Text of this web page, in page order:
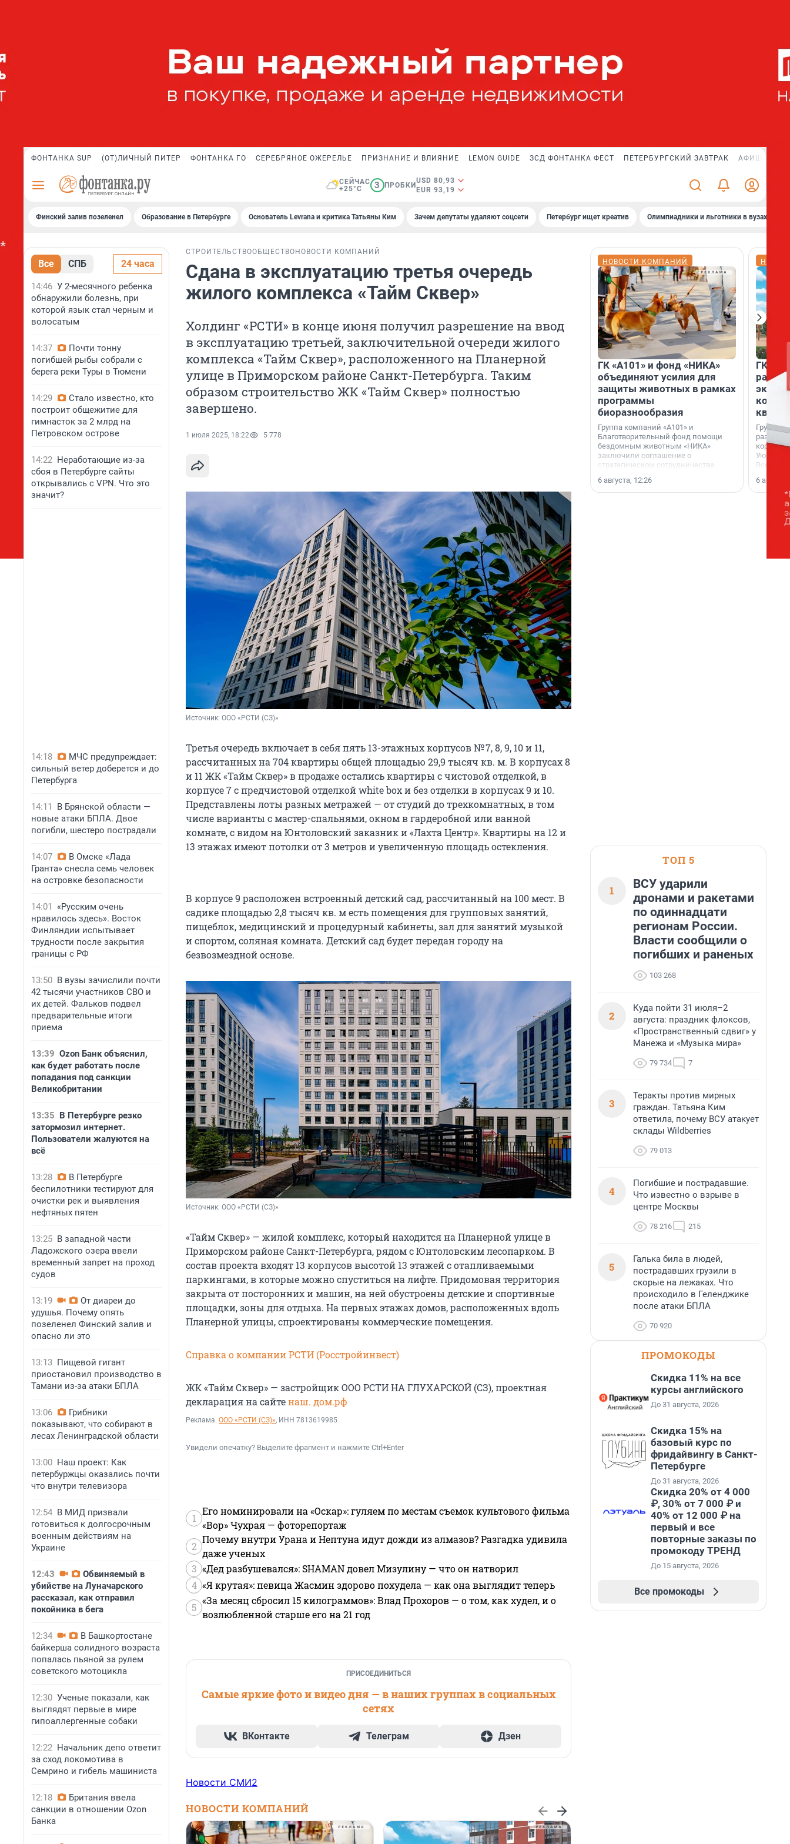
ФОНТАНКА SUP (ОТ)ЛИЧНЫЙ ПИТЕР ФОНТАНКА ГО СЕРЕБРЯНОЕ ОЖЕРЕЛЬЕ ПРИЗНАНИЕ И ВЛИЯНИЕ LEMON GUIDE ЗСД ФОНТАНКА ФЕСТ ПЕТЕРБУРГСКИЙ ЗАВТРАК АФИША PLUS
СЕЙЧАС
+25°C
3 ПРОБКИ
USD 80,93
EUR 93,19
Финский залив позеленел Образование в Петербурге Основатель Levrana и критика Татьяны Ким Зачем депутаты удаляют соцсети Петербург ищет креатив Олимпиадники и льготники в вузах СПб
Все СПБ 24 часа
14:46 У 2-месячного ребенка
обнаружили болезнь, при
которой язык стал черным и
волосатым
14:37
Почти тонну
погибшей рыбы собрали с
берега реки Туры в Тюмени
14:29
Стало известно, кто
построит общежитие для
гимнасток за 2 млрд на
Петровском острове
14:22 Неработающие из-за
сбоя в Петербурге сайты
открывались с VPN. Что это
значит?
14:18
МЧС предупреждает:
сильный ветер доберется и до
Петербурга
14:11
В Брянской области —
новые атаки БПЛА. Двое
погибли, шестеро пострадали
14:07
В Омске «Лада
Гранта» снесла семь человек
на островке безопасности
14:01
«Русским очень
нравилось здесь». Восток
Финляндии испытывает
трудности после закрытия
границы с РФ
13:50 В вузы зачислили почти
42 тысячи участников СВО и
их детей. Фальков подвел
предварительные итоги
приема
13:39 Ozon Банк объяснил,
как будет работать после
попадания под санкции
Великобритании
13:35 В Петербурге резко
затормозил интернет.
Пользователи жалуются на
всё
13:28
В Петербурге
беспилотники тестируют для
очистки рек и выявления
нефтяных пятен
13:25 В западной части
Ладожского озера ввели
временный запрет на проход
судов
13:19
От диареи до
удушья. Почему опять
позеленел Финский залив и
опасно ли это
13:13 Пищевой гигант
приостановил производство в
Тамани из-за атаки БПЛА
13:06
Грибники
показывают, что собирают в
лесах Ленинградской области
13:00 Наш проект: Как
петербуржцы оказались почти
что внутри телевизора
12:54 В МИД призвали
готовиться к долгосрочным
военным действиям на
Украине
12:43
Обвиняемый в
убийстве на Луначарского
рассказал, как отправил
покойника в бега
12:34
В Башкортостане
байкерша солидного возраста
попалась пьяной за рулем
советского мотоцикла
12:30 Ученые показали, как
выглядят первые в мире
гипоаллергенные собаки
12:22 Начальник депо ответит
за сход локомотива в
Семрино и гибель машиниста
12:18
Британия ввела
санкции в отношении Ozon
Банка
СТРОИТЕЛЬСТВООБЩЕСТВО НОВОСТИ КОМПАНИЙ
Сдана в эксплуатацию третья очередь
жилого комплекса «Тайм Сквер»
Холдинг «РСТИ» в конце июня получил разрешение на ввод
в эксплуатацию третьей, заключительной очереди жилого
комплекса «Тайм Сквер», расположенного на Планерной
улице в Приморском районе Санкт-Петербурга. Таким
образом строительство ЖК «Тайм Сквер» полностью
завершено.
1 июля 2025, 18:22 5 778
Источник: ООО «РСТИ (СЗ)»
Третья очередь включает в себя пять 13-этажных корпусов № 7, 8, 9, 10 и 11,
рассчитанных на 704 квартиры общей площадью 29,9 тысяч кв. м. В корпусах 8
и 11 ЖК «Тайм Сквер» в продаже остались квартиры с чистовой отделкой, в
корпусе 7 с предчистовой отделкой white box и без отделки в корпусах 9 и 10.
Представлены лоты разных метражей — от студий до трехкомнатных, в том
числе варианты с мастер-спальнями, окном в гардеробной или ванной
комнате, с видом на Юнтоловский заказник и «Лахта Центр». Квартиры на 12 и
13 этажах имеют потолки от 3 метров и увеличенную площадь остекления.
В корпусе 9 расположен встроенный детский сад, рассчитанный на 100 мест. В
садике площадью 2,8 тысяч кв. м есть помещения для групповых занятий,
пищеблок, медицинский и процедурный кабинеты, зал для занятий музыкой
и спортом, соляная комната. Детский сад будет передан городу на
безвозмездной основе.
Источник: ООО «РСТИ (СЗ)»
«Тайм Сквер» — жилой комплекс, который находится на Планерной улице в
Приморском районе Санкт-Петербурга, рядом с Юнтоловским лесопарком. В
состав проекта входят 13 корпусов высотой 13 этажей с отапливаемыми
паркингами, в которые можно спуститься на лифте. Придомовая территория
закрыта от посторонних и машин, на ней обустроены детские и спортивные
площадки, зоны для отдыха. На первых этажах домов, расположенных вдоль
Планерной улицы, спроектированы коммерческие помещения.
Справка о компании РСТИ (Росстройинвест)
ЖК «Тайм Сквер» — застройщик ООО РСТИ НА ГЛУХАРСКОЙ (СЗ), проектная
декларация на сайтенаш. дом.рф
Реклама. ООО «РСТИ (СЗ)», ИНН 7813619985
Увидели опечатку? Выделите фрагмент и нажмите Ctrl+Enter
1
Его номинировали на «Оскар»: гуляем по местам съемок культового фильма
«Вор» Чухрая — фоторепортаж
2
Почему внутри Урана и Нептуна идут дожди из алмазов? Разгадка удивила
даже ученых
3 «Дед разбушевался»: SHAMAN довел Мизулину — что он натворил
4 «Я крутая»: певица Жасмин здорово похудела — как она выглядит теперь
5
«За месяц сбросил 15 килограммов»: Влад Прохоров — о том, как худел, и о
возлюбленной старше его на 21 год
ПРИСОЕДИНИТЬСЯ
Самые яркие фото и видео дня — в наших группах в социальных
сетях
ВКонтакте Телеграм Дзен
Новости СМИ2
НОВОСТИ КОМПАНИЙ
НОВОСТИ КОМПАНИЙ
ГК «А101» и фонд «НИКА»
объединяют усилия для
защиты животных в рамках
программы
биоразнообразия
Группа компаний «А101» и
Благотворительный фонд помощи
бездомным животным «НИКА»
заключили соглашение о
стратегическом сотрудничестве.
6 августа, 12:26
ГК
Группа
корпуса
Уютный
6
ТОП 5
1
ВСУ ударили
дронами и ракетами
по одиннадцати
регионам России.
Власти сообщили о
погибших и раненых
103 268
2
Куда пойти 31 июля–2
августа: праздник флоксов,
«Пространственный сдвиг» у
Манежа и «Музыка мира»
79 734 7
3
Теракты против мирных
граждан. Татьяна Ким
ответила, почему ВСУ атакует
склады Wildberries
79 013
4
Погибшие и пострадавшие.
Что известно о взрыве в
центре Москвы
78 216 215
5
Галька била в людей,
пострадавших грузили в
скорые на лежаках. Что
происходило в Геленджике
после атаки БПЛА
70 920
ПРОМОКОДЫ
Скидка 11% на все
курсы английского
До 31 августа, 2026
Скидка 15% на
базовый курс по
фридайвингу в Санкт-
Петербурге
До 31 августа, 2026
Скидка 20% от 4 000
₽, 30% от 7 000 ₽ и
40% от 12 000 ₽ на
первый и все
повторные заказы по
промокоду ТРЕНД
До 15 августа, 2026
Все промокоды